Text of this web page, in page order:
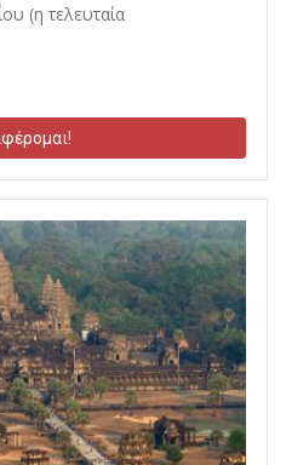
(η τελευταία